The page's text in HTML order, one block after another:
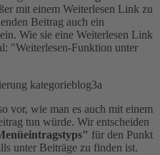
mit einem Weiterlesen Link zu
Beitrag auch ein
Wie sie eine Weiterlesen Link
"Weiterlesen-Funktion unter
vor, wie man es auch mit einem
tun würde. Wir entscheiden
für den Punkt
unter Beiträge zu finden ist.